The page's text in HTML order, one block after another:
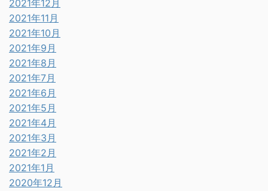
2021年12月
2021年11月
2021年10月
2021年9月
2021年8月
2021年7月
2021年6月
2021年5月
2021年4月
2021年3月
2021年2月
2021年1月
2020年12月